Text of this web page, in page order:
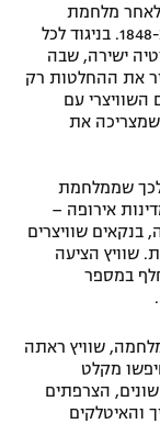
לאחר מלחמת
אזרחים קצרה, הוקמה הפדרציה השוויצרית ב-1848. בניגוד לכל
ישירה, שבה
את ההחלטות רק
השוויצרי עם
את
לכך שממלחמת
אירופה –
שוויצרים
שוויץ הציעה
במספר
שוויץ ראתה
מקלט
שונים, הצרפתים
והאיטלקים